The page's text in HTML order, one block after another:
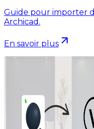
Guide pour importer
Archicad.
En savoir plus